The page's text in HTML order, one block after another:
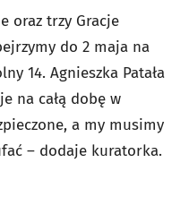
oraz trzy Gracje
do 2 maja na
14. Agnieszka Patała
na całą dobę w
a my musimy
– dodaje kuratorka.